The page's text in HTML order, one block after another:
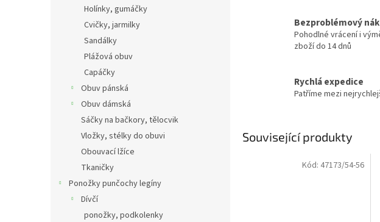
Holínky, gumáčky
Cvičky, jarmilky
Sandálky
Plážová obuv
Capáčky
Obuv pánská
Obuv dámská
Sáčky na bačkory, tělocvik
Vložky, stélky do obuvi
Obouvací lžíce
Tkaničky
Ponožky punčochy legíny
Dívčí
ponožky, podkolenky
Bezproblémový
Pohodlné vrácení i
zboží do 14 dnů
Rychlá expedice
Patříme mezi
Související produkty
Kód: 47173/54-56